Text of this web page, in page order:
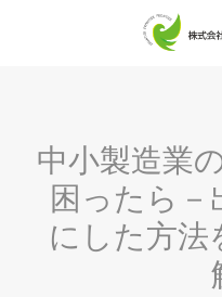
中小製造業
困ったら－
にした方法